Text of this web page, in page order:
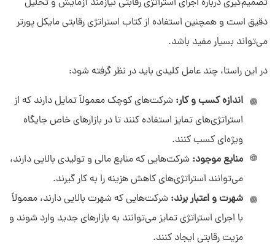
تصمیم‌گیری درباره اجرای استراتژی رقابتی نیازمند آزمایش و تحلیل
دقیق است و همچنین استفاده از کتاب استراتژی رقابتی مایکل پورتر
می‌تواند بسیار مفید باشد.
در این راستا، چند عامل کلیدی باید در نظر گرفته شود:
اندازه کسب و کار: شرکت‌های کوچک معمولاً تمایل دارند که از
استراتژی‌های تمایز استفاده کنند تا در بازارهای خاص جایگاه
ویژه‌ای کسب کنند.
منابع موجود: شرکت‌هایی که منابع مالی و تولیدی بالایی دارند،
می‌توانند استراتژی‌های کاهش هزینه را به ‌کار گیرند.
شهرت و اعتبار برند: شرکت‌هایی که شهرت بالایی دارند، معمولاً
با اجرای استراتژی تمایز می‌توانند به بازارهای جدید وارد شوند و
مزیت رقابتی ایجاد کنند.